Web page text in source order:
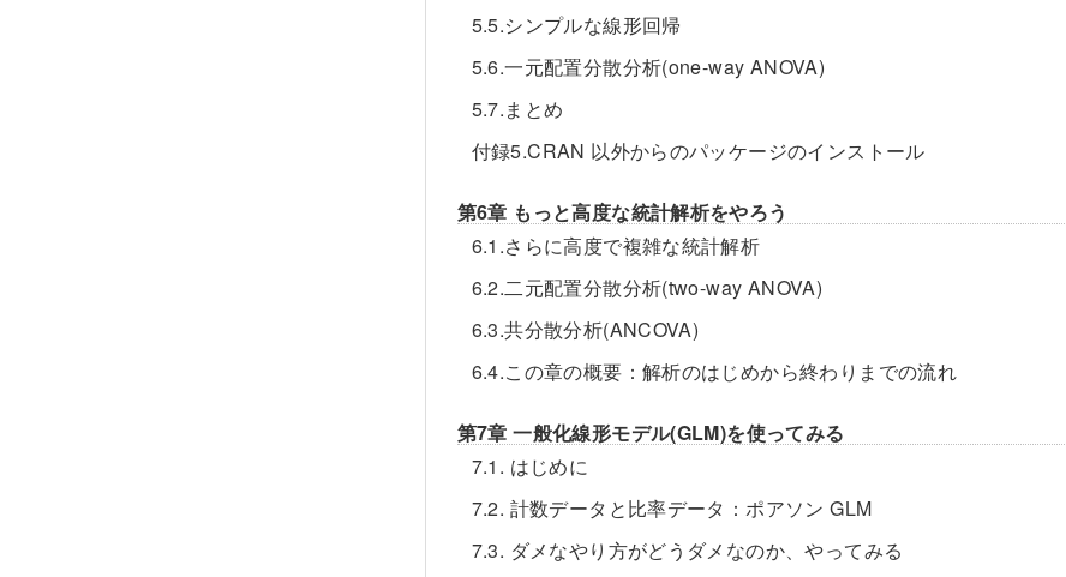
5.5.シンプルな線形回帰
5.6.一元配置分散分析(one-way ANOVA)
5.7.まとめ
付録5.CRAN 以外からのパッケージのインストール
第6章 もっと高度な統計解析をやろう
6.1.さらに高度で複雑な統計解析
6.2.二元配置分散分析(two-way ANOVA)
6.3.共分散分析(ANCOVA)
6.4.この章の概要：解析のはじめから終わりまでの流れ
第7章 一般化線形モデル(GLM)を使ってみる
7.1. はじめに
7.2. 計数データと比率データ：ポアソン GLM
7.3. ダメなやり方がどうダメなのか、やってみる